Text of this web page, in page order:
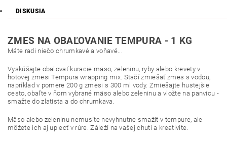
DISKUSIA
ZMES NA OBAĽOVANIE TEMPURA - 1 KG
Máte radi niečo chrumkavé a voňavé...
Vyskúšajte obaľovať kuracie mäso, zeleninu, ryby alebo krevety v
hotovej zmesi Tempura wrapping mix. Stačí zmiešať zmes s vodou,
napríklad v pomere 200 g zmesi s 300 ml vody. Zmiešajte hustejšie
cesto, obaľte v ňom vybrané mäso alebo zeleninu a vložte na panvicu -
smažte do zlatista a do chrumkava.
Mäso alebo zeleninu nemusíte nevyhnutne smažiť v tempure, ale
môžete ich aj upiecť v rúre. Záleží na vašej chuti a kreativite.